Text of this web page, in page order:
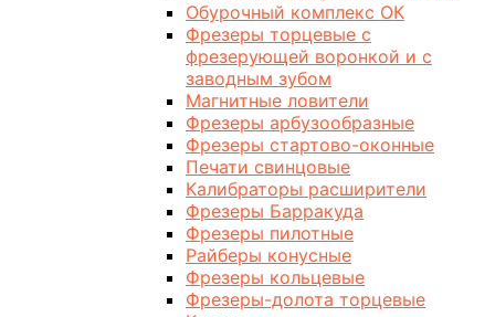
Обурочный комплекс ОК
Фрезеры торцевые с
фрезерующей воронкой и с
заводным зубом
Магнитные ловители
Фрезеры арбузообразные
Фрезеры стартово-оконные
Печати свинцовые
Калибраторы расширители
Фрезеры Барракуда
Фрезеры пилотные
Райберы конусные
Фрезеры кольцевые
Фрезеры-долота торцевые